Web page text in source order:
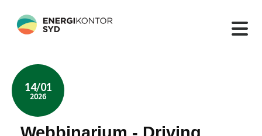
14/01
2026